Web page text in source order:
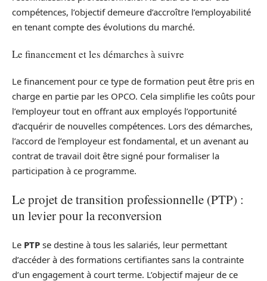
compétences, l’objectif demeure d’accroître l’employabilité
en tenant compte des évolutions du marché.
Le financement et les démarches à suivre
Le financement pour ce type de formation peut être pris en
charge en partie par les OPCO. Cela simplifie les coûts pour
l’employeur tout en offrant aux employés l’opportunité
d’acquérir de nouvelles compétences. Lors des démarches,
l’accord de l’employeur est fondamental, et un avenant au
contrat de travail doit être signé pour formaliser la
participation à ce programme.
Le projet de transition professionnelle (PTP) :
un levier pour la reconversion
Le PTP se destine à tous les salariés, leur permettant
d’accéder à des formations certifiantes sans la contrainte
d’un engagement à court terme. L’objectif majeur de ce